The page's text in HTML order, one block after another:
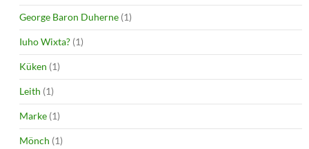
George Baron Duherne (1)
Iuho Wixta? (1)
Küken (1)
Leith (1)
Marke (1)
Mönch (1)